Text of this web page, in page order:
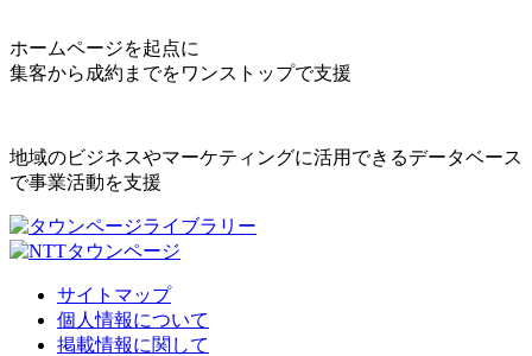
ホームページを起点に
集客から成約までをワンストップで支援
地域のビジネスやマーケティングに活用できるデータベース
で事業活動を支援
サイトマップ
個人情報について
掲載情報に関して